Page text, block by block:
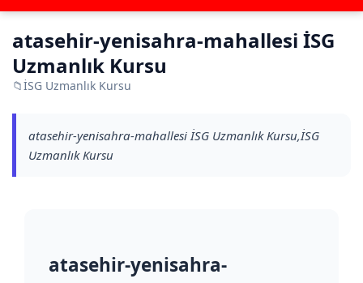
atasehir-yenisahra-mahallesi İSG
Uzmanlık Kursu
📁İSG Uzmanlık Kursu
atasehir-yenisahra-mahallesi İSG Uzmanlık Kursu,İSG
Uzmanlık Kursu
atasehir-yenisahra-